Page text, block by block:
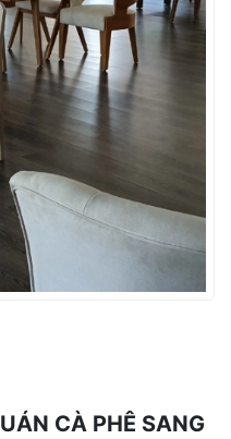
CÀ PHÊ SANG